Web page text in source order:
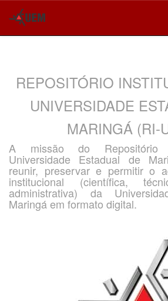
REPOSITÓRIO
UNIVERSIDADE
MARINGÁ (RI-
A missão do Repositório
Universidade Estadual de
reunir, preservar e permitir o
institucional (científica,
administrativa) da
Maringá em formato digital.